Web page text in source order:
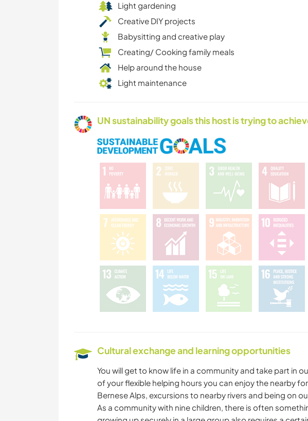
Light gardening
Creative DIY projects
Babysitting and creative play
Creating/ Cooking family meals
Help around the house
Light maintenance
UN sustainability goals this host is trying to
Cultural exchange and learning opportunities
You will get to know life in a community and take part in
of your flexible helping hours you can enjoy the nearby
Bernese Alps, excursions to nearby rivers and being on
As a community with nine children, there is often